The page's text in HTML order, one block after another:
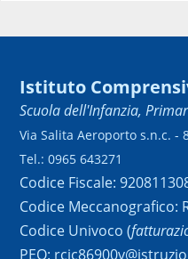
Istituto
Scuola dell'Infanzia,
Via Salita Aeroporto s.n.c. -
Tel.: 0965 643271
Codice Fiscale:
Codice Meccanografico:
Codice Univoco (
PEO: